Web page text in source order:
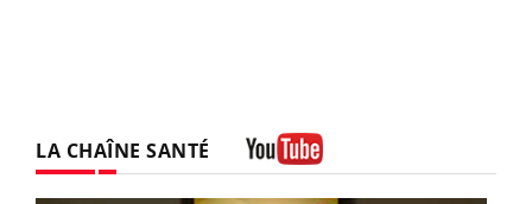
LA CHAÎNE SANTÉ